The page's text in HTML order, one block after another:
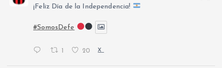
¡Feliz Día de la Independencia!
#SomosDefe
20 X